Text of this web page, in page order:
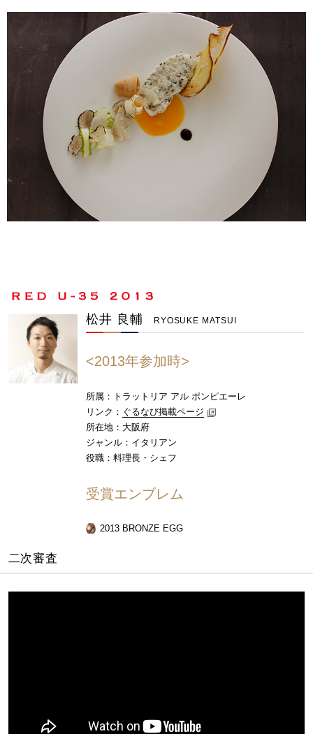
松井 良輔 RYOSUKE MATSUI
<2013年参加時>
所属：トラットリア アル ポンピエーレ
リンク： ぐるなび掲載ページ
所在地：大阪府
ジャンル：イタリアン
役職：料理長・シェフ
受賞エンブレム
2013 BRONZE EGG
二次審査